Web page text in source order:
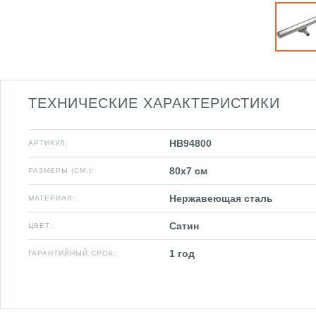
ТЕХНИЧЕСКИЕ ХАРАКТЕРИСТИКИ
АРТИКУЛ: HB94800
РАЗМЕРЫ (СМ.): 80x7 см
МАТЕРИАЛ: Нержавеющая сталь
ЦВЕТ: Сатин
ГАРАНТИЙНЫЙ СРОК: 1 год